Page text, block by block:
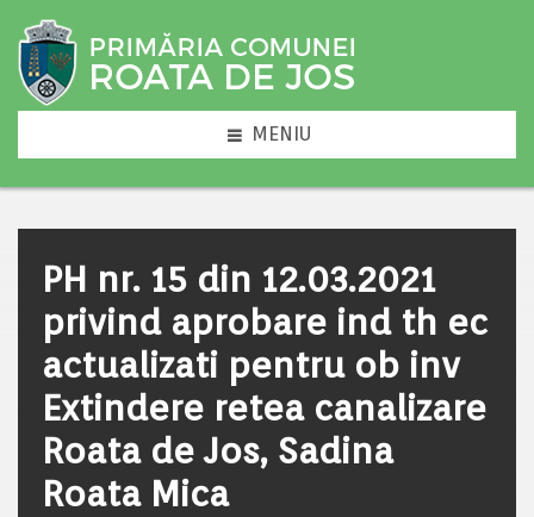
MENIU
PH nr. 15 din 12.03.2021
privind aprobare ind th ec
actualizati pentru ob inv
Extindere retea canalizare
Roata de Jos, Sadina
Roata Mica